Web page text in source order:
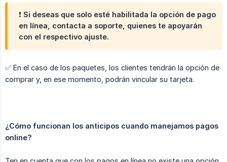
❗ Si deseas que solo esté habilitada la opción de pago
en línea, contacta a soporte, quienes te apoyarán
con el respectivo ajuste.
✅ En el caso de los paquetes, los clientes tendrán la opción de
comprar y, en ese momento, podrán vincular su tarjeta.
¿Cómo funcionan los anticipos cuando manejamos pagos
online?